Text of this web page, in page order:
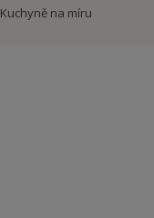
Kuchyně na míru